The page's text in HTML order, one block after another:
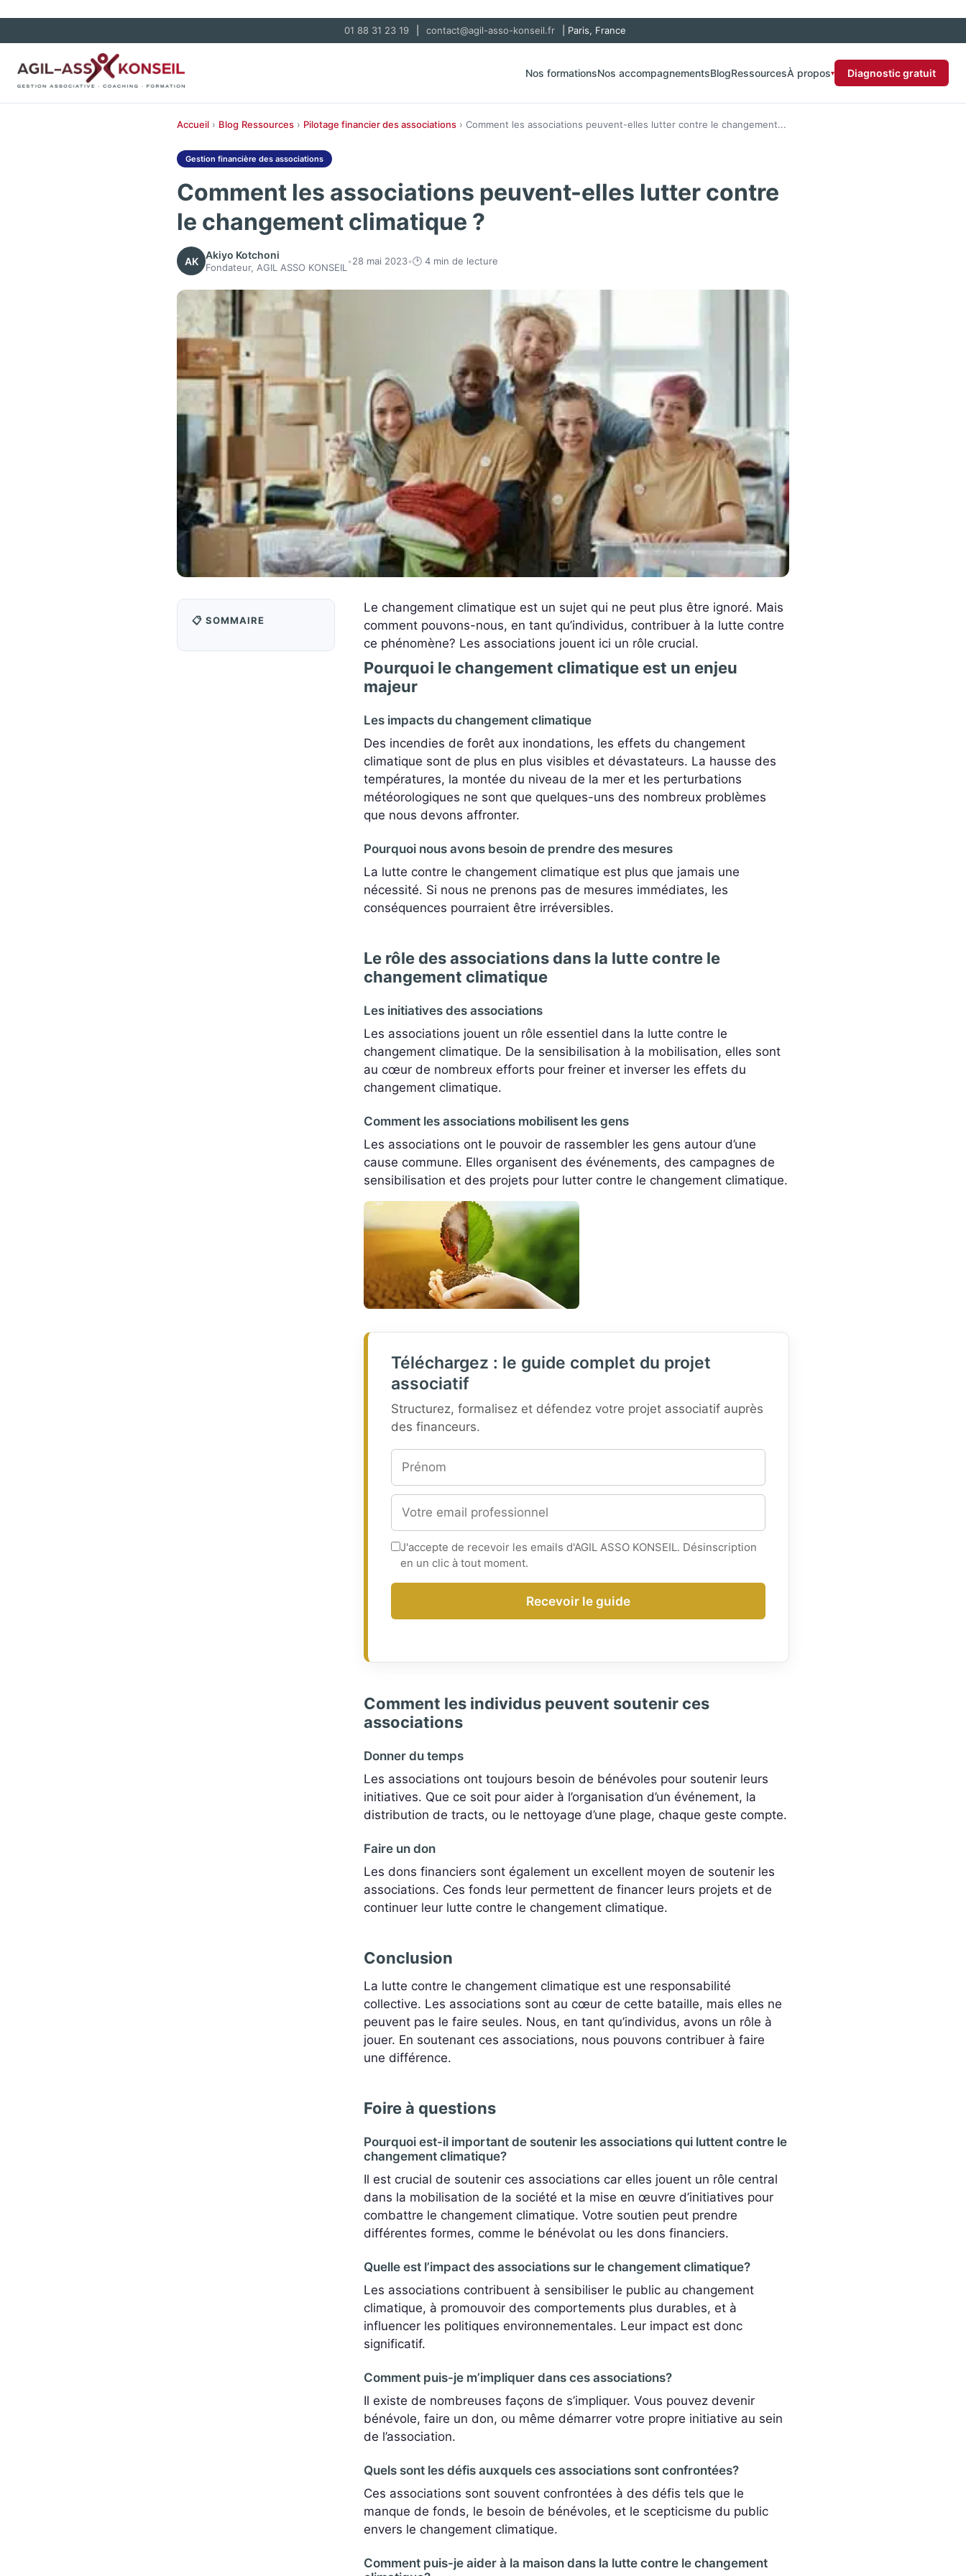
01 88 31 23 19 contact@agil-asso-konseil.fr | Paris, France
Nos formationsNos accompagnementsBlogRessourcesÀ propos▾ Diagnostic gratuit
Accueil › Blog Ressources › Pilotage financier des associations › Comment les associations peuvent-elles lutter contre le changement...
Gestion financière des associations
Comment les associations peuvent-elles lutter contre
le changement climatique ?
AK Akiyo Kotchoni
Fondateur, AGIL ASSO KONSEIL
•28 mai 2023•🕑 4 min de lecture
📋 SOMMAIRE
Le changement climatique est un sujet qui ne peut plus être ignoré. Mais
comment pouvons-nous, en tant qu’individus, contribuer à la lutte contre
ce phénomène? Les associations jouent ici un rôle crucial.
Pourquoi le changement climatique est un enjeu
majeur
Les impacts du changement climatique
Des incendies de forêt aux inondations, les effets du changement
climatique sont de plus en plus visibles et dévastateurs. La hausse des
températures, la montée du niveau de la mer et les perturbations
météorologiques ne sont que quelques-uns des nombreux problèmes
que nous devons affronter.
Pourquoi nous avons besoin de prendre des mesures
La lutte contre le changement climatique est plus que jamais une
nécessité. Si nous ne prenons pas de mesures immédiates, les
conséquences pourraient être irréversibles.
Le rôle des associations dans la lutte contre le
changement climatique
Les initiatives des associations
Les associations jouent un rôle essentiel dans la lutte contre le
changement climatique. De la sensibilisation à la mobilisation, elles sont
au cœur de nombreux efforts pour freiner et inverser les effets du
changement climatique.
Comment les associations mobilisent les gens
Les associations ont le pouvoir de rassembler les gens autour d’une
cause commune. Elles organisent des événements, des campagnes de
sensibilisation et des projets pour lutter contre le changement climatique.
Téléchargez : le guide complet du projet
associatif
Structurez, formalisez et défendez votre projet associatif auprès
des financeurs.
J'accepte de recevoir les emails d'AGIL ASSO KONSEIL. Désinscription
en un clic à tout moment.
Recevoir le guide
Comment les individus peuvent soutenir ces
associations
Donner du temps
Les associations ont toujours besoin de bénévoles pour soutenir leurs
initiatives. Que ce soit pour aider à l’organisation d’un événement, la
distribution de tracts, ou le nettoyage d’une plage, chaque geste compte.
Faire un don
Les dons financiers sont également un excellent moyen de soutenir les
associations. Ces fonds leur permettent de financer leurs projets et de
continuer leur lutte contre le changement climatique.
Conclusion
La lutte contre le changement climatique est une responsabilité
collective. Les associations sont au cœur de cette bataille, mais elles ne
peuvent pas le faire seules. Nous, en tant qu’individus, avons un rôle à
jouer. En soutenant ces associations, nous pouvons contribuer à faire
une différence.
Foire à questions
Pourquoi est-il important de soutenir les associations qui luttent contre le
changement climatique?
Il est crucial de soutenir ces associations car elles jouent un rôle central
dans la mobilisation de la société et la mise en œuvre d’initiatives pour
combattre le changement climatique. Votre soutien peut prendre
différentes formes, comme le bénévolat ou les dons financiers.
Quelle est l’impact des associations sur le changement climatique?
Les associations contribuent à sensibiliser le public au changement
climatique, à promouvoir des comportements plus durables, et à
influencer les politiques environnementales. Leur impact est donc
significatif.
Comment puis-je m’impliquer dans ces associations?
Il existe de nombreuses façons de s’impliquer. Vous pouvez devenir
bénévole, faire un don, ou même démarrer votre propre initiative au sein
de l’association.
Quels sont les défis auxquels ces associations sont confrontées?
Ces associations sont souvent confrontées à des défis tels que le
manque de fonds, le besoin de bénévoles, et le scepticisme du public
envers le changement climatique.
Comment puis-je aider à la maison dans la lutte contre le changement